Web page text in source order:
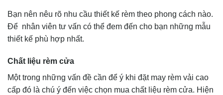
Bạn nên nêu rõ nhu cầu thiết kế rèm theo phong cách nào.
Để nhân viên tư vấn có thể đem đến cho bạn những mẫu
thiết kế phù hợp nhất.
Chất liệu rèm cửa
Một trong những vấn đề cần để ý khi đặt may rèm vải cao
cấp đó là chú ý đến việc chọn mua chất liệu rèm cửa. Hiện